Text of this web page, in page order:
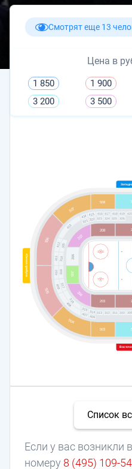
Смотрят еще 13
Цена в
1 850 1 900
3 200
3 500
Южная трибуна
309
310
311
312
313
314
315
316
317
318
319
320
321 322 323 324 325 326
406
407
408
409
410
411
412
413
414 415 416 417 418 419 420
203
204
205
206
207
208
503
504
505
506
507
508
Если у вас возникли
номеру 8 (495) 109-
Список